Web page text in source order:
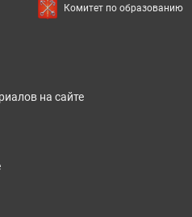
Комитет по образованию
на сайте